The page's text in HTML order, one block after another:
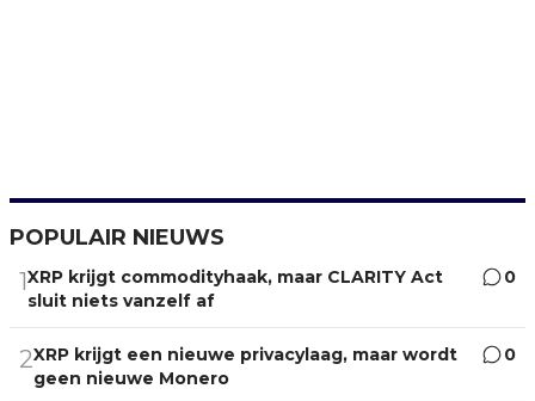
POPULAIR NIEUWS
1XRP krijgt commodityhaak, maar CLARITY Act
sluit niets vanzelf af
0
2XRP krijgt een nieuwe privacylaag, maar wordt
geen nieuwe Monero
0